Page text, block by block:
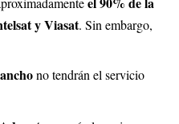
y Viasat. Sin embargo,
no tendrán el servicio